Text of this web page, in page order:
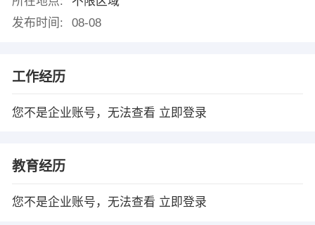
发布时间:
08-08
工作经历
您不是企业账号，无法查看 立即登录
教育经历
您不是企业账号，无法查看 立即登录